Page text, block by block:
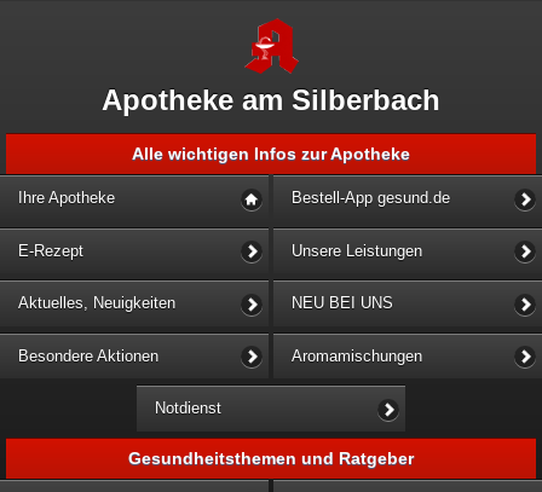
Apotheke am Silberbach
Alle wichtigen Infos zur Apotheke
Ihre Apotheke Bestell-App gesund.de
E-Rezept Unsere Leistungen
Aktuelles, Neuigkeiten NEU BEI UNS
Besondere Aktionen Aromamischungen
Notdienst
Gesundheitsthemen und Ratgeber